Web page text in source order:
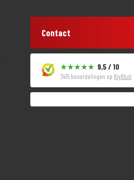
Contact
9,5 / 10
3415 beoordelingen op KiyOh.nl